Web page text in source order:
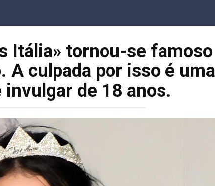
Itália» tornou-se famoso
A culpada por isso é uma
de 18 anos.